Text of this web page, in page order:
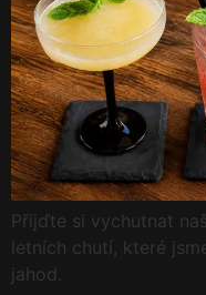
Přijďte si vychutnat
letních chutí, které
jahod.